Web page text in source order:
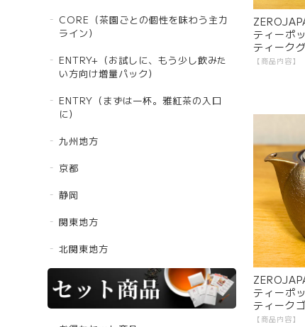
CORE（茶園ごとの個性を味わう主力
ライン）
ENTRY+（お試しに、もう少し飲みた
い方向け増量パック）
ENTRY（まずは一杯。雅紅茶の入口
に）
九州地方
京都
静岡
関東地方
北関東地方
ティーポ
ティーク
GN | 日
ティーポ
ティーク
GO | 日